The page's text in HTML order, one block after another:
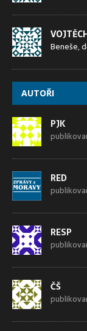
Beneše,
AUTOŘI
PJK
RED
RESP
ČŠ